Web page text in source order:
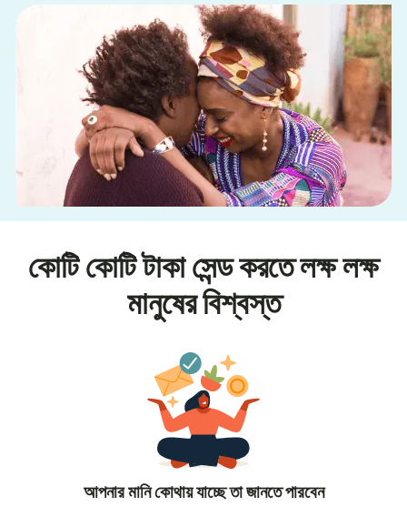
কোটি কোটি টাকা সেন্ড করতে লক্ষ লক্ষ
মানুষের বিশ্বস্ত
আপনার মানি কোথায় যাচ্ছে তা জানতে পারবেন